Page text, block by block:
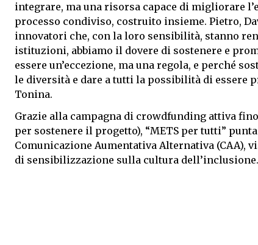
integrare, ma una risorsa capace di migliorare
processo condiviso, costruito insieme. Pietro,
innovatori che, con la loro sensibilità, stanno
istituzioni, abbiamo il dovere di sostenere e
essere un’eccezione, ma una regola, e perché
le diversità e dare a tutti la possibilità di essere
Tonina.
Grazie alla campagna di crowdfunding attiva
per sostenere il progetto), “METS per tutti”
Comunicazione Aumentativa Alternativa
di sensibilizzazione sulla cultura dell’inclusione.